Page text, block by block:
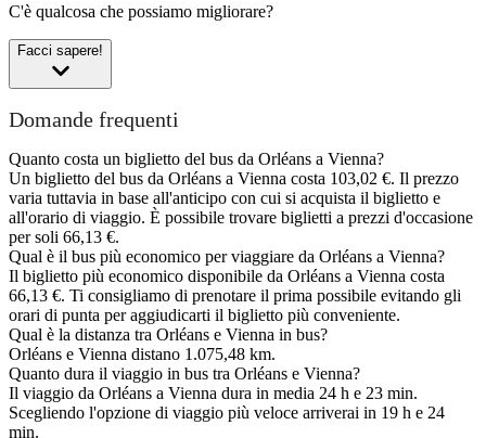
C'è qualcosa che possiamo migliorare?
Facci sapere!
Domande frequenti
Quanto costa un biglietto del bus da Orléans a Vienna?
Un biglietto del bus da Orléans a Vienna costa 103,02 €. Il prezzo
varia tuttavia in base all'anticipo con cui si acquista il biglietto e
all'orario di viaggio. È possibile trovare biglietti a prezzi d'occasione
per soli 66,13 €.
Qual è il bus più economico per viaggiare da Orléans a Vienna?
Il biglietto più economico disponibile da Orléans a Vienna costa
66,13 €. Ti consigliamo di prenotare il prima possibile evitando gli
orari di punta per aggiudicarti il biglietto più conveniente.
Qual è la distanza tra Orléans e Vienna in bus?
Orléans e Vienna distano 1.075,48 km.
Quanto dura il viaggio in bus tra Orléans e Vienna?
Il viaggio da Orléans a Vienna dura in media 24 h e 23 min.
Scegliendo l'opzione di viaggio più veloce arriverai in 19 h e 24
min.